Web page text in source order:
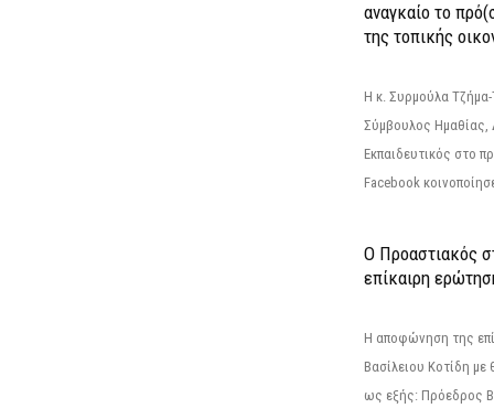
αναγκαίο το
της τοπικής
Η κ. Συρμούλα
Σύμβουλος Ημαθίας,
Εκπαιδευτικός στο
Facebook
Ο Προαστιακός
επίκαιρη
Η αποφώνηση της
Βασίλειου Κοτίδη με
ως εξής: Πρόεδρος